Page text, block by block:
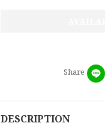
Share
DESCRIPTION